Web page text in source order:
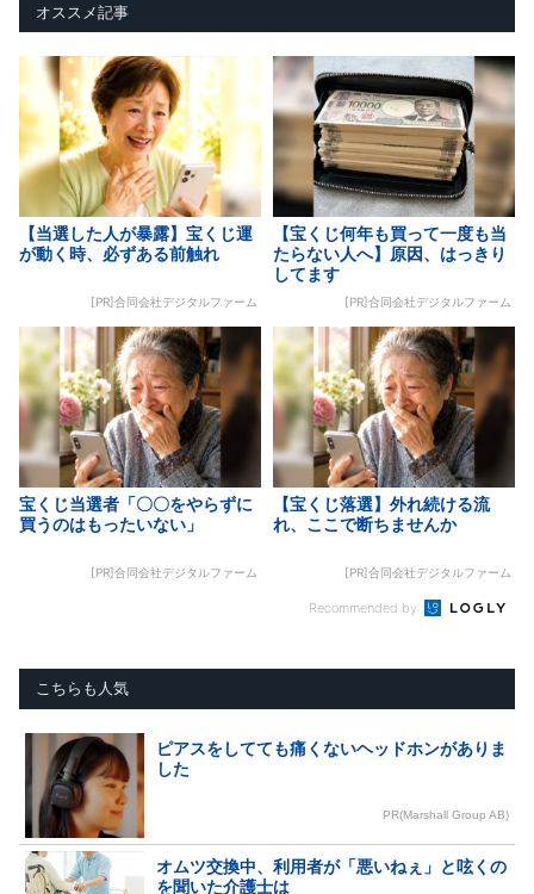
オススメ記事
【当選した人が暴露】宝くじ運
が動く時、必ずある前触れ
[PR]合同会社デジタルファーム
【宝くじ何年も買って一度も当
たらない人へ】原因、はっきり
してます
[PR]合同会社デジタルファーム
宝くじ当選者「〇〇をやらずに
買うのはもったいない」
[PR]合同会社デジタルファーム
【宝くじ落選】外れ続ける流
れ、ここで断ちませんか
[PR]合同会社デジタルファーム
Recommended by
こちらも人気
ピアスをしてても痛くないヘッドホンがありま
した
PR(Marshall Group AB)
オムツ交換中、利用者が「悪いねぇ」と呟くの
を聞いた介護士は